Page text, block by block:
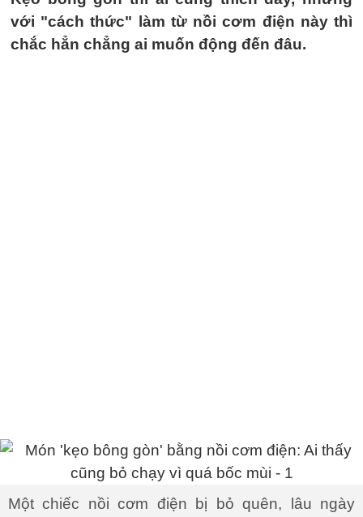
với "cách thức" làm từ nồi cơm điện này thì
chắc hẳn chẳng ai muốn động đến đâu.
Một chiếc nồi cơm điện bị bỏ quên, lâu ngày